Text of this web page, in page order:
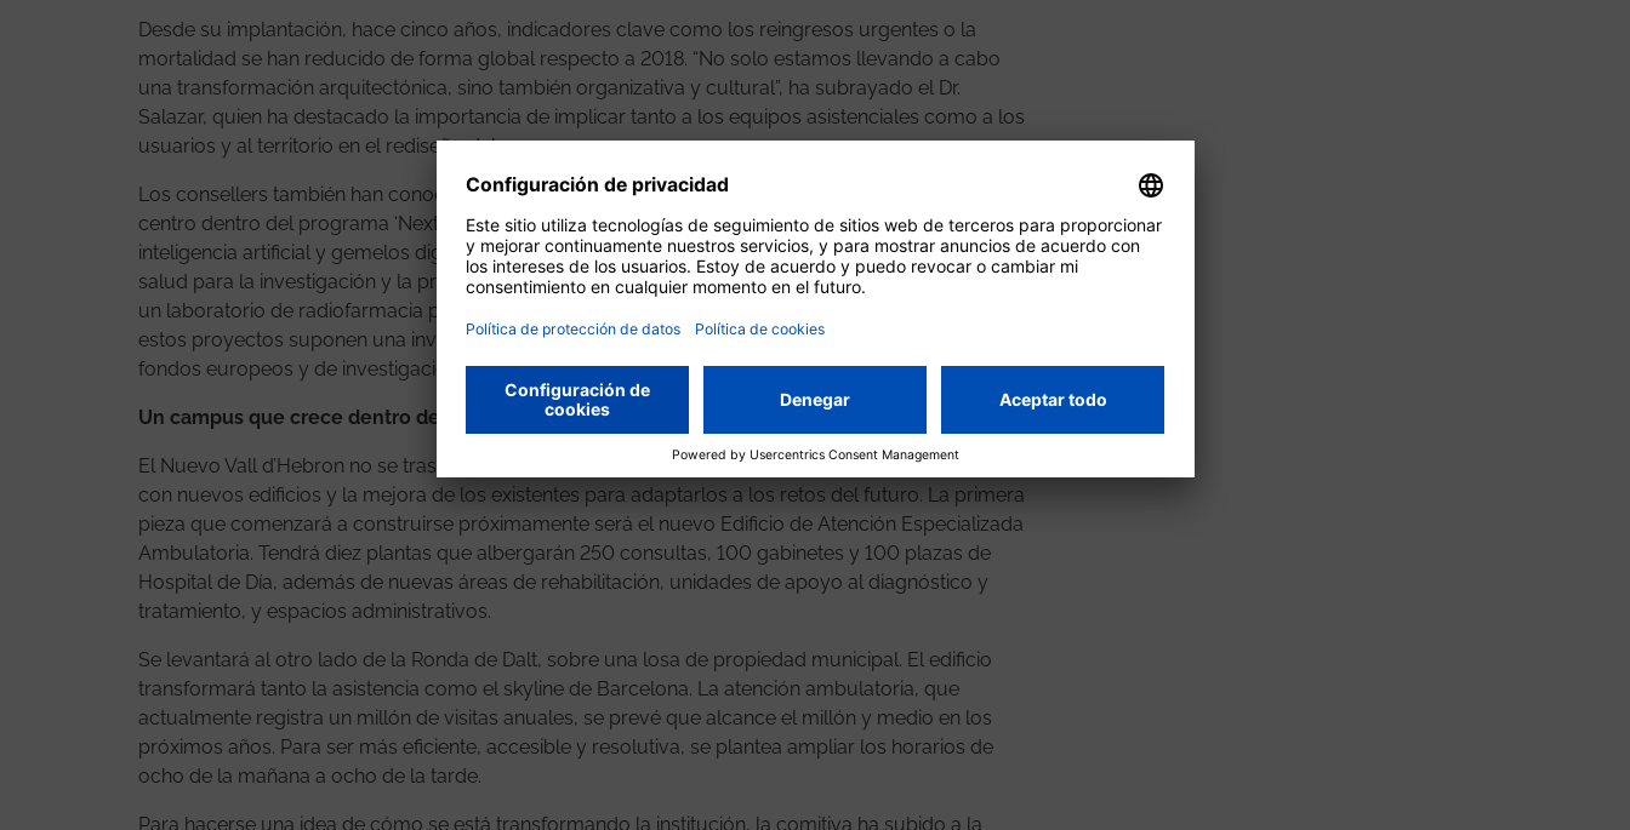
Desde su implantación, hace cinco años, indicadores clave como los reingresos urgentes o la
mortalidad se han reducido de forma global respecto a 2018. “No solo estamos llevando a cabo
una transformación arquitectónica, sino también organizativa y cultural”, ha subrayado el Dr.
Salazar, quien ha destacado la importancia de implicar tanto a los equipos asistenciales como a los
usuarios y al territorio en el rediseño del campus.
Los consellers también han conocido algunos de los proyectos más innovadores que impulsa el
centro dentro del programa ‘Next Generation Vall d’Hebron’, como las soluciones basadas en
inteligencia artificial y gemelos digitales, el proyecto VHTeDades, que crea un espacio de datos de
salud para la investigación y la predicción de riesgos clínicos, o el Proyecto Ciclocat, que desarrolla
un laboratorio de radiofarmacia para medicina personalizada y terapia metabólica. En conjunto,
estos proyectos suponen una inversión superior a los 230 millones de euros, financiados con
fondos europeos y de investigación.
Un campus que crece dentro del barrio
El Nuevo Vall d’Hebron no se traslada: prevé una ordenación integral de los espacios hospitalarios
con nuevos edificios y la mejora de los existentes para adaptarlos a los retos del futuro. La primera
pieza que comenzará a construirse próximamente será el nuevo Edificio de Atención Especializada
Ambulatoria. Tendrá diez plantas que albergarán 250 consultas, 100 gabinetes y 100 plazas de
Hospital de Día, además de nuevas áreas de rehabilitación, unidades de apoyo al diagnóstico y
tratamiento, y espacios administrativos.
Se levantará al otro lado de la Ronda de Dalt, sobre una losa de propiedad municipal. El edificio
transformará tanto la asistencia como el skyline de Barcelona. La atención ambulatoria, que
actualmente registra un millón de visitas anuales, se prevé que alcance el millón y medio en los
próximos años. Para ser más eficiente, accesible y resolutiva, se plantea ampliar los horarios de
ocho de la mañana a ocho de la tarde.
Para hacerse una idea de cómo se está transformando la institución, la comitiva ha subido a la